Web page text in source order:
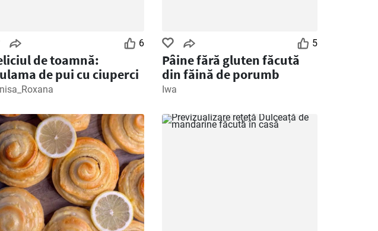
6
de toamnă:
de pui cu ciuperci
5
Pâine fără gluten făcută
din făină de porumb
Iwa